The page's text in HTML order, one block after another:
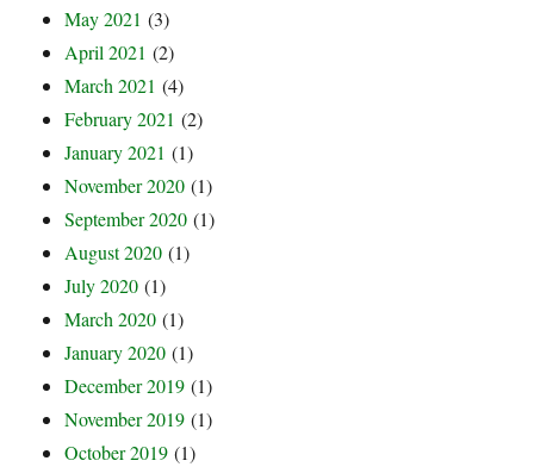
May 2021 (3)
April 2021 (2)
March 2021 (4)
February 2021 (2)
January 2021 (1)
November 2020 (1)
September 2020 (1)
August 2020 (1)
July 2020 (1)
March 2020 (1)
January 2020 (1)
December 2019 (1)
November 2019 (1)
October 2019 (1)